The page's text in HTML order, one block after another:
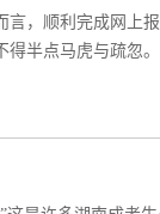
，顺利完成网上
得半点马虎与疏忽